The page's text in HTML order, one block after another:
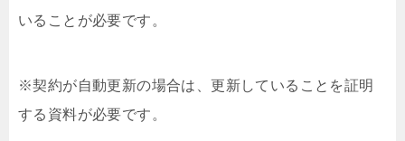
いることが必要です。
※契約が自動更新の場合は、更新していることを証明
する資料が必要です。